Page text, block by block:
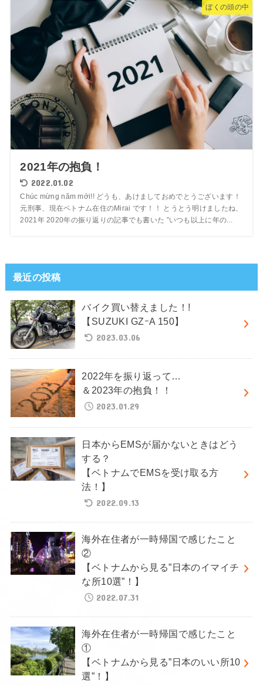
ぼくの頭の中
2021年の抱負！
2022.01.02
Chúc mừng năm mới!! どうも、あけましておめでとうございます！
元刑事、現在ベトナム在住のMirai です！！ とうとう明けましたね、
2021年 2020年の振り返りの記事でも書いた ”いつも以上に年の...
最近の投稿
バイク買い替えました！!
【SUZUKI GZｰA 150】
2023.03.06
2022年を振り返って…
＆2023年の抱負！！
2023.01.29
日本からEMSが届かないときはどう
する？
【ベトナムでEMSを受け取る方
法！】
2022.09.13
海外在住者が一時帰国で感じたこと
②
【ベトナムから見る”日本のイマイチ
な所10選”！】
2022.07.31
海外在住者が一時帰国で感じたこと
①
【ベトナムから見る”日本のいい所10
選”！】